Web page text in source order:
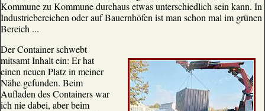
Kommune zu Kommune durchaus etwas unterschiedlich sein kann. In
Industriebereichen oder auf Bauernhöfen ist man schon mal im grünen
Bereich ...
Der Container schwebt
mitsamt Inhalt ein: Er hat
einen neuen Platz in meiner
Nähe gefunden. Beim
Aufladen des Containers war
ich nie dabei, aber beim